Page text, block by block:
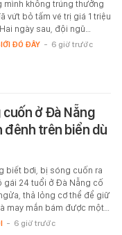
mình không trúng thưởng
vứt bỏ tấm vé trị giá 1 triệu
ngày sau, đội ngũ…
ĐÓ ĐÂY - 6 giờ trước
ở Đà Nẵng
đênh trên biển dù
biết bơi, bị sóng cuốn ra
gái 24 tuổi ở Đà Nẵng cố
thả lỏng cơ thể để giữ
may mắn bám được một…
- 6 giờ trước